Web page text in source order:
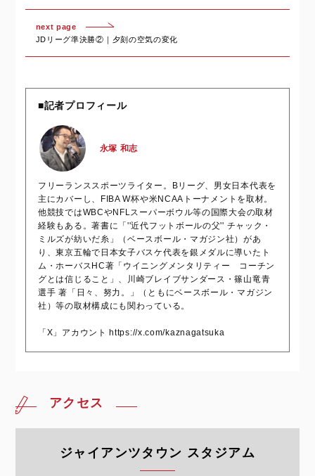
next page
JDリーグ準決勝②｜夕刻の空気の変化
■記者プロフィール
永塚 和志
フリーランススポーツライター。Bリーグ、男女日本代表を
主にカバーし、FIBA W杯や米NCAAトーナメントを取材。
他競技ではWBCやNFLスーパーボウル等の国際大会の取材
経験もある。著書に「''近代フットボールの父'' チャック・
ミルズが紡いだ糸」（ベースボール・マガジン社）があ
り、東京五輪で日本女子バスケ代表を銀メダルに導いたト
ム・ホーバスHC著「ウイニングメンタリティー コーチン
グとは信じること」、川崎ブレイブサンダース・篠山竜青
選手 著「日々、努力。」（ともにベースボール・マガジン
社）等の取材構成にも関わっている。
「X」アカウント https://x.com/kaznagatsuka
アクセス
ジャイアンツタウン スタジアム